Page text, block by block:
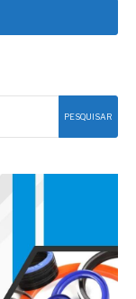
PESQUISAR